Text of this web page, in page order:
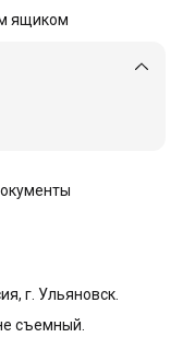
ящиком
г. Ульяновск.
съемный.